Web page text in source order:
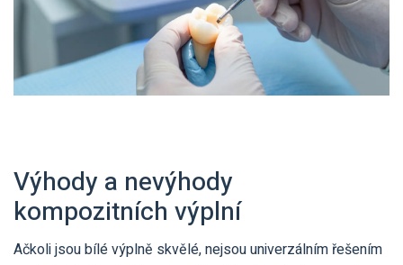
Výhody a nevýhody
kompozitních výplní
Ačkoli jsou bílé výplně skvělé, nejsou univerzálním řešením